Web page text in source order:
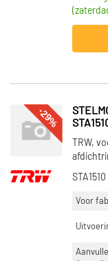
-29%
TRW,
STA1510
Voor